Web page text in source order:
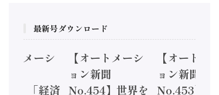
最新号ダウンロード
トメーシ
】「経済
【オートメーシ
ョン新聞
No.454】世界を
【オートメ
ョン新聞
No.453】フ